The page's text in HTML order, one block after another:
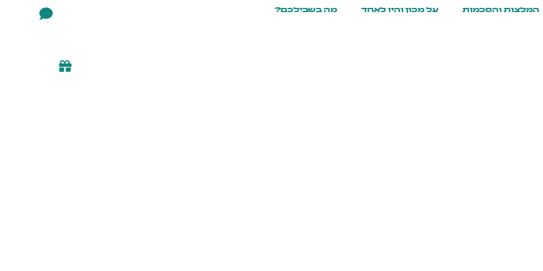
המלצות והסכמות על מכון והיו לאחד מה בשבילכם?